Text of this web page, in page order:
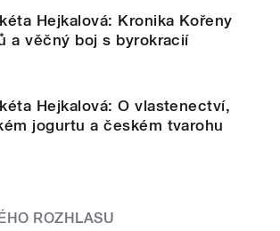
Hejkalová: Kronika Kořeny
a věčný boj s byrokracií
Hejkalová: O vlastenectví,
jogurtu a českém tvarohu
ROZHLASU